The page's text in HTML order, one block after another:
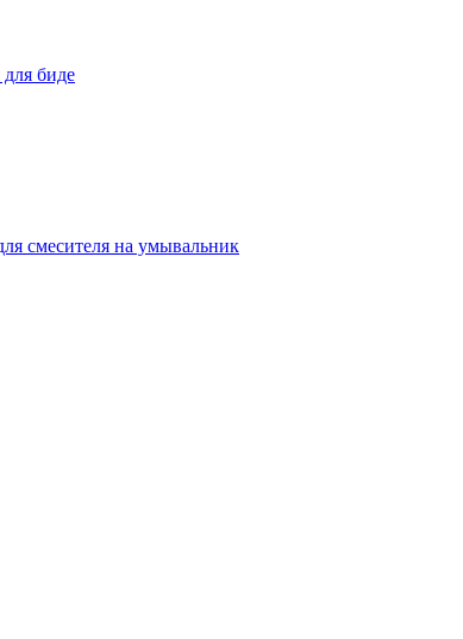
биде
смесителя на умывальник